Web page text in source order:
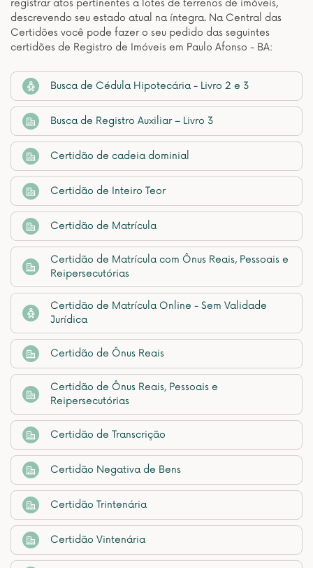
registrar atos pertinentes a lotes de terrenos de imóveis,
descrevendo seu estado atual na íntegra. Na Central das
Certidões você pode fazer o seu pedido das seguintes
certidões de Registro de Imóveis em Paulo Afonso - BA:
Busca de Cédula Hipotecária - Livro 2 e 3
Busca de Registro Auxiliar – Livro 3
Certidão de cadeia dominial
Certidão de Inteiro Teor
Certidão de Matrícula
Certidão de Matrícula com Ônus Reais, Pessoais e
Reipersecutórias
Certidão de Matrícula Online - Sem Validade
Jurídica
Certidão de Ônus Reais
Certidão de Ônus Reais, Pessoais e
Reipersecutórias
Certidão de Transcrição
Certidão Negativa de Bens
Certidão Trintenária
Certidão Vintenária